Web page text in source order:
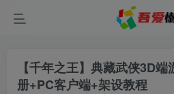
【千年之王】典藏武侠3D
册+PC客户端+架设教程